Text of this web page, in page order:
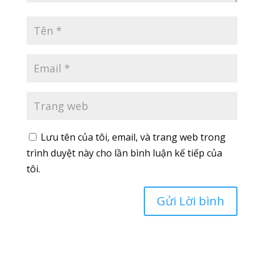
Lưu tên của tôi, email, và trang web trong
trình duyệt này cho lần bình luận kế tiếp của
tôi.